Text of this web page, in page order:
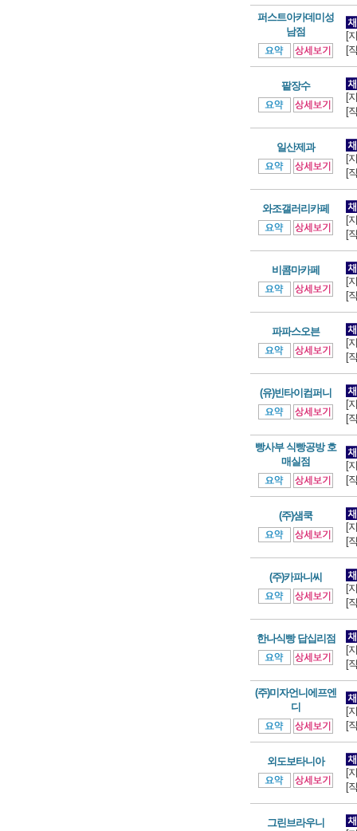
퍼스트아카데미성
남점
[
[
팥장수
[
[
일산제과
[
[
와조갤러리카페
[
[
비콤마카페
[
[
파파스오븐
[
[
(유)빈타이컴퍼니
[
[
빵사부 식빵공방 호
매실점
[
[
(주)샘쿡
[
[
(주)카파니씨
[
[
한나식빵 답십리점
[
[
(주)미자언니에프엔
디
[
[
외도보타니아
[
[
그린브라우니